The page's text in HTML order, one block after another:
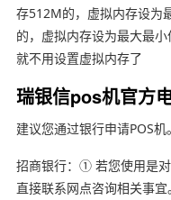
存512M的，虚拟内存设为
的，虚拟内存设为最大最
就不用设置虚拟内存了
瑞银信pos机官方
建议您通过银行申请POS机。
招商银行：① 若您使用是
直接联系网点咨询相关事